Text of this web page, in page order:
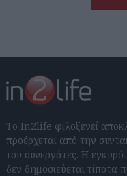
Το In2life φιλοξενεί
προέρχεται από την
του συνεργάτες. Η
δεν δημοσιεύεται τίποτα